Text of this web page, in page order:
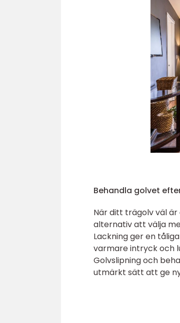
Behandla golvet
När ditt trägolv väl
alternativ att välja
Lackning ger en
varmare intryck och
Golvslipning och
utmärkt sätt att ge